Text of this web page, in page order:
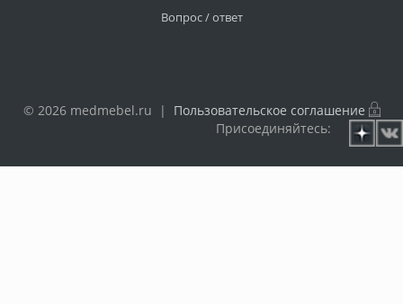
Вопрос / ответ
© 2026 medmebel.ru | Пользовательское соглашение
Присоединяйтесь: